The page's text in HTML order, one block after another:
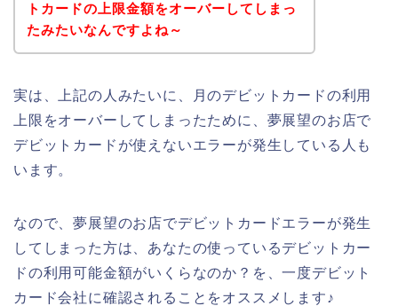
トカードの上限金額をオーバーしてしまっ
たみたいなんですよね～
実は、上記の人みたいに、月のデビットカードの利用
上限をオーバーしてしまったために、夢展望のお店で
デビットカードが使えないエラーが発生している人も
います。
なので、夢展望のお店でデビットカードエラーが発生
してしまった方は、あなたの使っているデビットカー
ドの利用可能金額がいくらなのか？を、一度デビット
カード会社に確認されることをオススメします♪